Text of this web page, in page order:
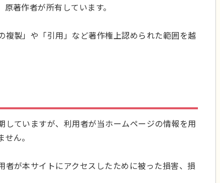
著作者が所有しています。
製」や「引用」など著作権上認められた範囲を越
ていますが、利用者が当ホームページの情報を用
ん。
が本サイトにアクセスしたために被った損害、損